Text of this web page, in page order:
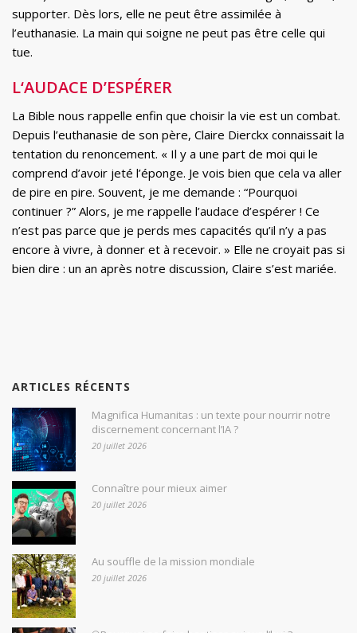
supporter. Dès lors, elle ne peut être assimilée à
l’euthanasie. La main qui soigne ne peut pas être celle qui
tue.
L‘AUDACE D’ESPÉRER
La Bible nous rappelle enfin que choisir la vie est un combat.
Depuis l’euthanasie de son père, Claire Dierckx connaissait la
tentation du renoncement. « Il y a une part de moi qui le
comprend d’avoir jeté l’éponge. Je vois bien que cela va aller
de pire en pire. Souvent, je me demande : “Pourquoi
continuer ?” Alors, je me rappelle l’audace d’espérer ! Ce
n’est pas parce que je perds mes capacités qu’il n’y a pas
encore à vivre, à donner et à recevoir. » Elle ne croyait pas si
bien dire : un an après notre discussion, Claire s’est mariée.
ARTICLES RÉCENTS
Magnifica Humanitas : un texte pour nourrir notre
discernement concernant l’IA ?
20 juillet 2026
Connaître pour mieux aimer
20 juillet 2026
Au souffle de la mission mondiale
20 juillet 2026